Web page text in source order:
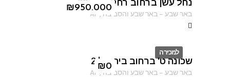
ID
₪950.000
נחל עשן ברחוב רחל אמנו 22
באר שבע–באר שבע והסביבה ,
AF
למכירה
ID
₪0
שכונה ט' ברחוב בית אל 2
באר שבע–באר שבע והסביבה ,
AF